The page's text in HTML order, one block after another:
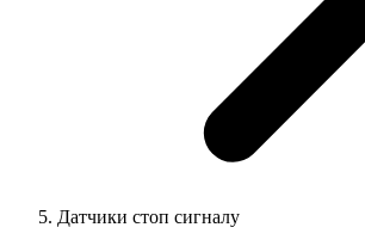
Датчики стоп сигналу